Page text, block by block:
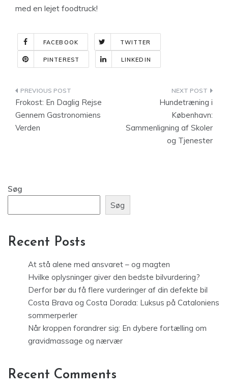
med en lejet foodtruck!
FACEBOOK TWITTER
PINTEREST LINKEDIN
Indlægsnavigation
Frokost: En Daglig Rejse
Gennem Gastronomiens
Verden
Hundetræning i
København:
Sammenligning af Skoler
og Tjenester
Søg
Søg
Recent Posts
At stå alene med ansvaret – og magten
Hvilke oplysninger giver den bedste bilvurdering?
Derfor bør du få flere vurderinger af din defekte bil
Costa Brava og Costa Dorada: Luksus på Cataloniens
sommerperler
Når kroppen forandrer sig: En dybere fortælling om
gravidmassage og nærvær
Recent Comments